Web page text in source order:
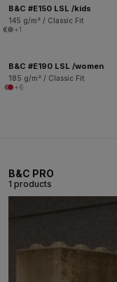
B&C #E150 LSL /kids
145 g/m² / Classic Fit
+1
B&C #E190 LSL /women
185 g/m² / Classic Fit
+6
B&C PRO
1 products